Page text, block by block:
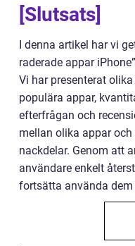
[Slutsats]
I denna artikel har vi
raderade appar
Vi har presenterat
populära appar,
efterfrågan och
mellan olika appar
nackdelar. Genom att
användare enkelt
fortsätta använda